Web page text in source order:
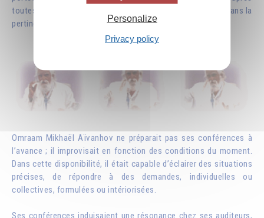
toutes ces années tient dans la clarté de son discours et dans la
pertinence de son exposé pour les temps modernes.
Omraam Mikhaël Aïvanhov ne préparait pas ses conférences à
l’avance ; il improvisait en fonction des conditions du moment.
Dans cette disponibilité, il était capable d’éclairer des situations
précises, de répondre à des demandes, individuelles ou
collectives, formulées ou intériorisées.
Ses conférences induisaient une résonance chez ses auditeurs,
Personalize
Privacy policy